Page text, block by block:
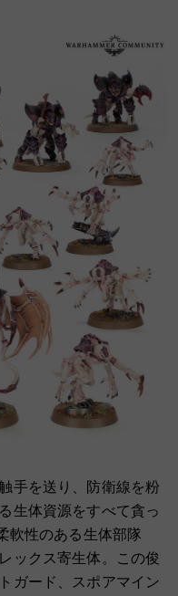
手を送り、防衛線を粉
生体資源をすべて貪っ
軟性のある生体部隊
ックス寄生体。この俊
ガード、スポアマイン